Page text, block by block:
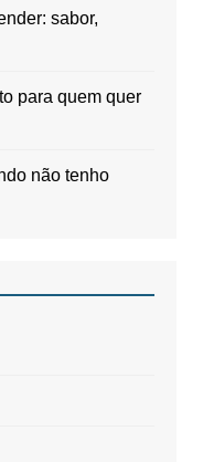
sabor,
para quem quer
não tenho